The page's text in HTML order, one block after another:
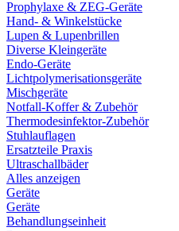
Prophylaxe & ZEG-Geräte
Hand- & Winkelstücke
Lupen & Lupenbrillen
Diverse Kleingeräte
Endo-Geräte
Lichtpolymerisationsgeräte
Mischgeräte
Notfall-Koffer & Zubehör
Thermodesinfektor-Zubehör
Stuhlauflagen
Ersatzteile Praxis
Ultraschallbäder
Alles anzeigen
Geräte
Geräte
Behandlungseinheit